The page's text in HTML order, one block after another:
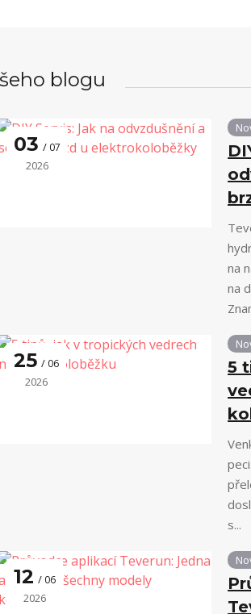
blogu
03 07
2026
na
na
25 06
2026
5
s...
12 06
2026